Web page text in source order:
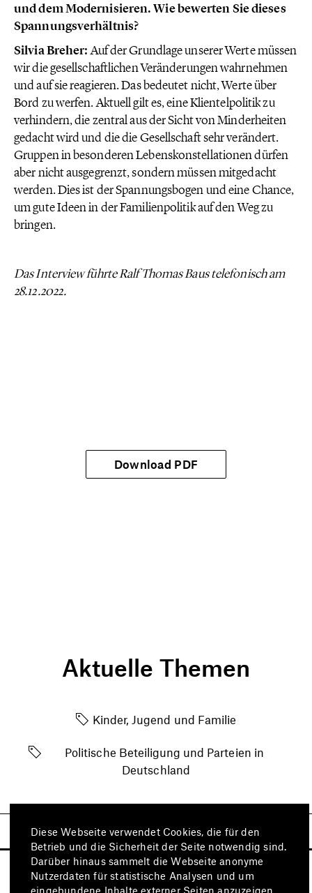
und dem Modernisieren. Wie bewerten Sie dieses
Spannungsverhältnis?
Silvia Breher:Auf der Grundlage unserer Werte müssen
wir die gesellschaftlichen Veränderungen wahrnehmen
und auf sie reagieren. Das bedeutet nicht, Werte über
Bord zu werfen. Aktuell gilt es, eine Klientelpolitik zu
verhindern, die zentral aus der Sicht von Minderheiten
gedacht wird und die die Gesellschaft sehr verändert.
Gruppen in besonderen Lebenskonstellationen dürfen
aber nicht ausgegrenzt, sondern müssen mitgedacht
werden. Dies ist der Spannungsbogen und eine Chance,
um gute Ideen in der Familienpolitik auf den Weg zu
bringen.
Das Interview führte Ralf Thomas Baus telefonisch am
28.12.2022.
Download PDF
Aktuelle Themen
Kinder, Jugend und Familie
Politische Beteiligung und Parteien in
Deutschland
Diese Webseite verwendet Cookies, die für den
Betrieb und die Sicherheit der Seite notwendig sind.
Darüber hinaus sammelt die Webseite anonyme
Nutzerdaten für statistische Analysen und um